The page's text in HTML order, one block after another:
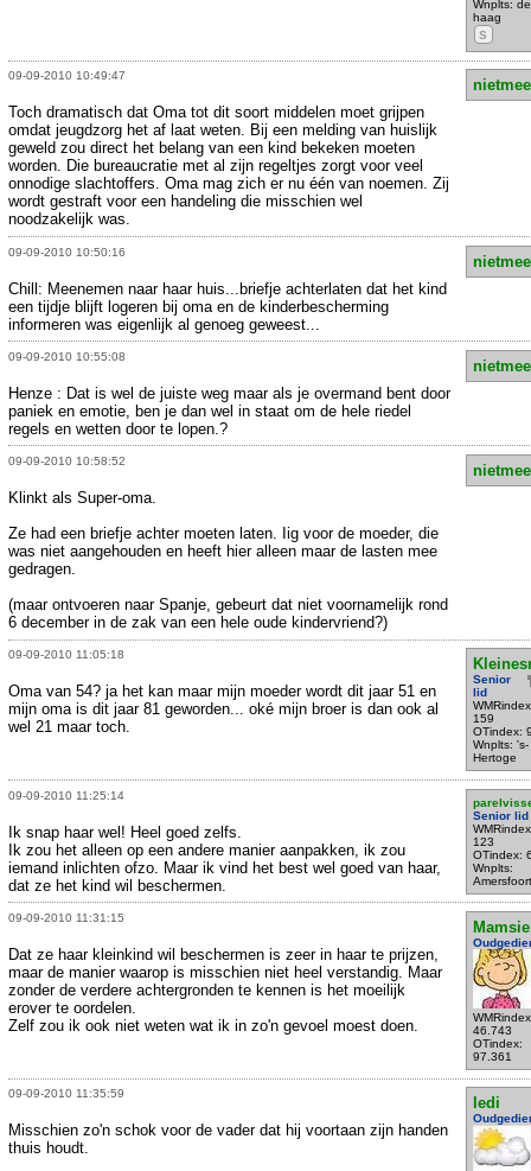
Wnplts:
haag
S
09-09-2010 10:49:47
Toch dramatisch dat Oma tot dit soort middelen moet grijpen
omdat jeugdzorg het af laat weten. Bij een melding van huislijk
geweld zou direct het belang van een kind bekeken moeten
worden. Die bureaucratie met al zijn regeltjes zorgt voor veel
onnodige slachtoffers. Oma mag zich er nu één van noemen. Zij
wordt gestraft voor een handeling die misschien wel
noodzakelijk was.
09-09-2010 10:50:16
Chill: Meenemen naar haar huis...briefje achterlaten dat het kind
een tijdje blijft logeren bij oma en de kinderbescherming
informeren was eigenlijk al genoeg geweest...
09-09-2010 10:55:08
Henze : Dat is wel de juiste weg maar als je overmand bent door
paniek en emotie, ben je dan wel in staat om de hele riedel
regels en wetten door te lopen.?
09-09-2010 10:58:52
Klinkt als Super-oma.
Ze had een briefje achter moeten laten. Iig voor de moeder, die
was niet aangehouden en heeft hier alleen maar de lasten mee
gedragen.
(maar ontvoeren naar Spanje, gebeurt dat niet voornamelijk rond
6 december in de zak van een hele oude kindervriend?)
09-09-2010 11:05:18
Senior
lid
159
OTindex:
Wnplts: 's-
Hertoge
Oma van 54? ja het kan maar mijn moeder wordt dit jaar 51 en
mijn oma is dit jaar 81 geworden... oké mijn broer is dan ook al
wel 21 maar toch.
09-09-2010 11:25:14
Senior lid
123
OTindex:
Wnplts:
Amersfoort
Ik snap haar wel! Heel goed zelfs.
Ik zou het alleen op een andere manier aanpakken, ik zou
iemand inlichten ofzo. Maar ik vind het best wel goed van haar,
dat ze het kind wil beschermen.
09-09-2010 11:31:15
Mamsie
46.743
OTindex:
97.361
Dat ze haar kleinkind wil beschermen is zeer in haar te prijzen,
maar de manier waarop is misschien niet heel verstandig. Maar
zonder de verdere achtergronden te kennen is het moeilijk
erover te oordelen.
Zelf zou ik ook niet weten wat ik in zo'n gevoel moest doen.
09-09-2010 11:35:59
ledi
Misschien zo'n schok voor de vader dat hij voortaan zijn handen
thuis houdt.